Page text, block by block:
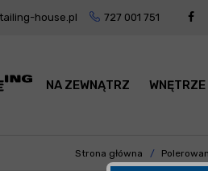
house.pl 727 001 751
NA ZEWNĄTRZ WNĘTRZE
Strona główna